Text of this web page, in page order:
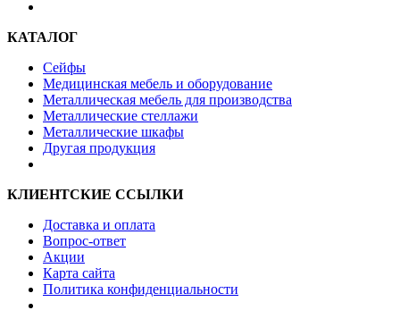
КАТАЛОГ
Сейфы
Медицинская мебель и оборудование
Металлическая мебель для производства
Металлические стеллажи
Металлические шкафы
Другая продукция
КЛИЕНТСКИЕ ССЫЛКИ
Доставка и оплата
Вопрос-ответ
Акции
Карта сайта
Политика конфиденциальности